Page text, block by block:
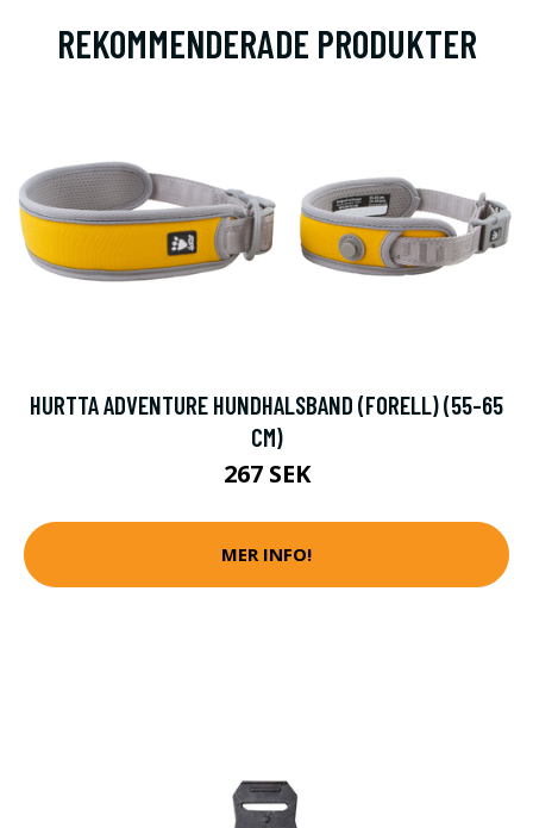
REKOMMENDERADE PRODUKTER
HURTTA ADVENTURE HUNDHALSBAND (FORELL) (55-65
CM)
267 SEK
MER INFO!